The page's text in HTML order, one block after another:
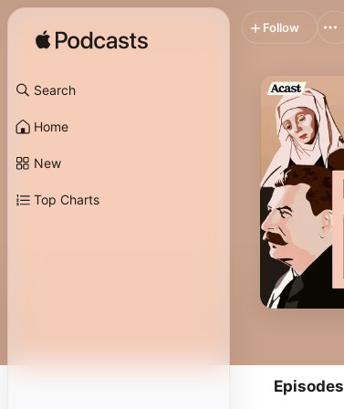
Search
Home
New
Top Charts
Follow
Episodes